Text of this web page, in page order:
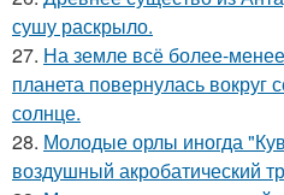
сушу раскрыло.
27. На земле всё более-менее
планета повернулась вокруг
солнце.
28. Молодые орлы иногда
воздушный акробатический